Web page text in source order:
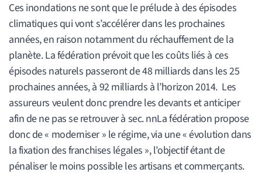
Ces inondations ne sont que le prélude à des épisodes
climatiques qui vont s’accélérer dans les prochaines
années, en raison notamment du réchauffement de la
planète. La fédération prévoit que les coûts liés à ces
épisodes naturels passeront de 48 milliards dans les 25
prochaines années, à 92 milliards à l’horizon 2014. Les
assureurs veulent donc prendre les devants et anticiper
afin de ne pas se retrouver à sec. nnLa fédération propose
donc de « moderniser » le régime, via une « évolution dans
la fixation des franchises légales », l’objectif étant de
pénaliser le moins possible les artisans et commerçants.